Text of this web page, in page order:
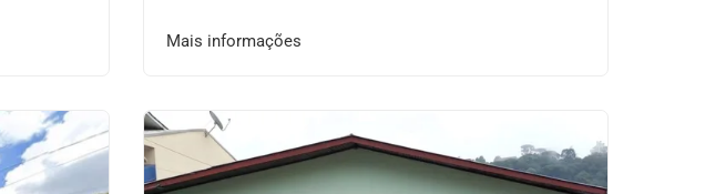
Mais informações